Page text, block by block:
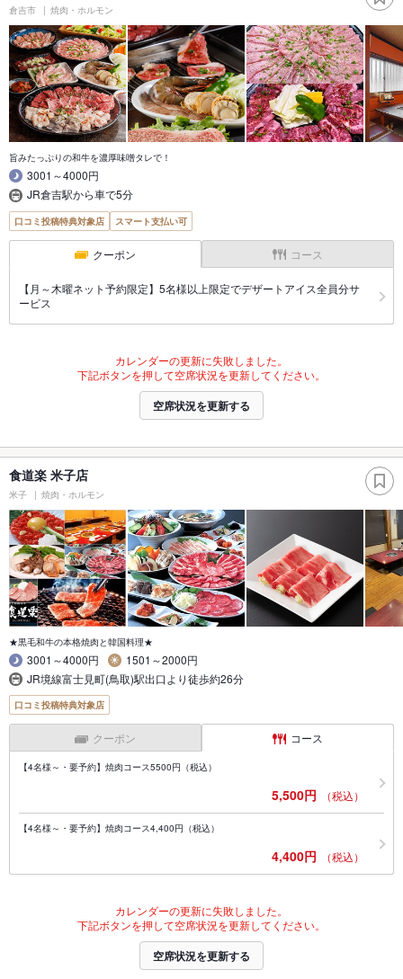
倉吉市 焼肉・ホルモン
旨みたっぷりの和牛を濃厚味噌タレで！
3001～4000円
JR倉吉駅から車で5分
口コミ投稿特典対象店 スマート支払い可
クーポン コース
【月～木曜ネット予約限定】5名様以上限定でデザートアイス全員分サ
ービス
カレンダーの更新に失敗しました。
下記ボタンを押して空席状況を更新してください。
空席状況を更新する
食道楽 米子店
米子 焼肉・ホルモン
★黒毛和牛の本格焼肉と韓国料理★
3001～4000円
1501～2000円
JR境線富士見町(鳥取)駅出口より徒歩約26分
口コミ投稿特典対象店
クーポン コース
【4名様～・要予約】焼肉コース5500円（税込）
5,500円 （税込）
【4名様～・要予約】焼肉コース4,400円（税込）
4,400円 （税込）
カレンダーの更新に失敗しました。
下記ボタンを押して空席状況を更新してください。
空席状況を更新する